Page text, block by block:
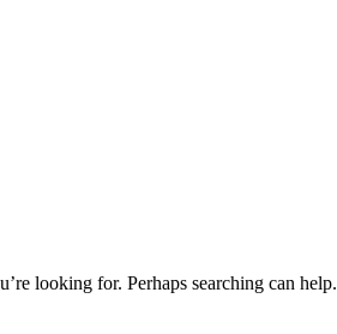
looking for. Perhaps searching can help.